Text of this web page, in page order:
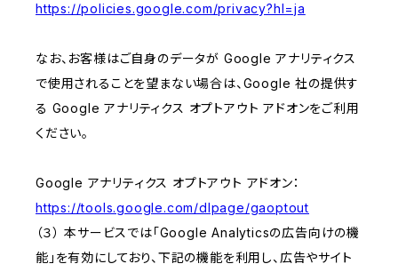
https://policies.google.com/privacy?hl=ja
なお、お客様はご自身のデータが Google アナリティクス
で使用されることを望まない場合は、Google 社の提供す
る Google アナリティクス オプトアウト アドオンをご利用
ください。
Google アナリティクス オプトアウト アドオン：
https://tools.google.com/dlpage/gaoptout
（３） 本サービスでは「Google Analyticsの広告向けの機
能」を有効にしており、下記の機能を利用し、広告やサイト